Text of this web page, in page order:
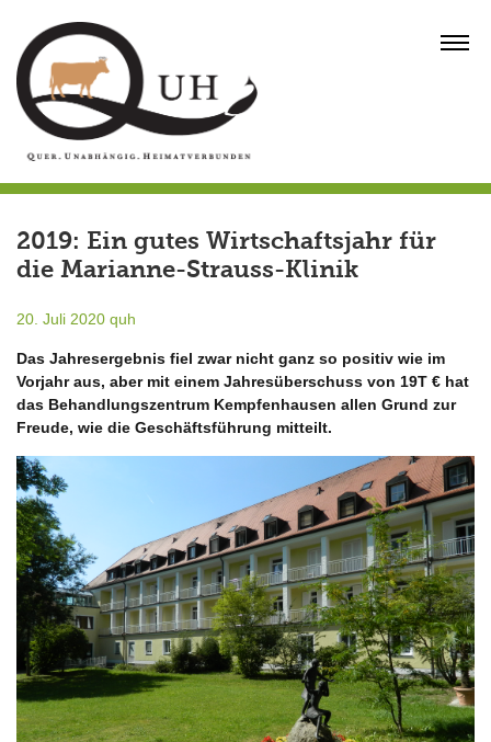
content
2019: Ein gutes Wirtschaftsjahr für
die Marianne-Strauss-Klinik
20. Juli 2020 quh
Das Jahresergebnis fiel zwar nicht ganz so positiv wie im
Vorjahr aus, aber mit einem Jahresüberschuss von 19T € hat
das Behandlungszentrum Kempfenhausen allen Grund zur
Freude, wie die Geschäftsführung mitteilt.